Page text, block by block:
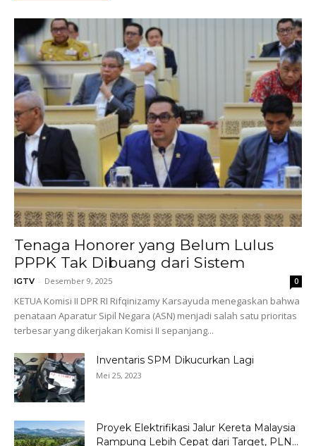
Tenaga Honorer yang Belum Lulus
PPPK Tak Dibuang dari Sistem
IGTV - Desember 9, 2025 0
KETUA Komisi II DPR RI Rifqinizamy Karsayuda menegaskan bahwa
penataan Aparatur Sipil Negara (ASN) menjadi salah satu prioritas
terbesar yang dikerjakan Komisi II sepanjang...
Inventaris SPM Dikucurkan Lagi
Mei 25, 2023
Proyek Elektrifikasi Jalur Kereta Malaysia
Rampung Lebih Cepat dari Target, PLN...